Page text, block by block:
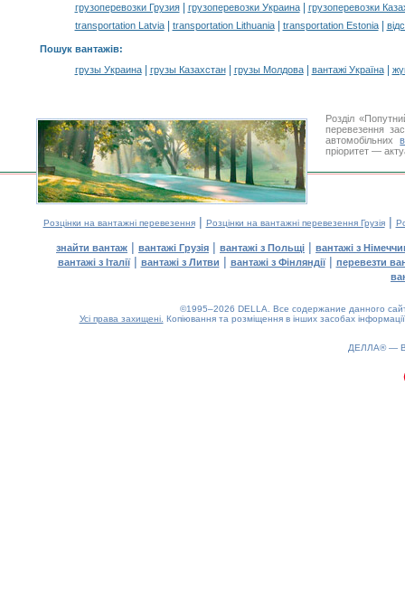
грузоперевозки Грузия| грузоперевозки Украина|
грузоперевозки
transportation Latvia| transportation Lithuania| transportation Estonia|
Пошук вантажів:
грузы Украина| грузы Казахстан| грузы Молдова| вантажі Україна|
Розділ
перевезення
автомобільних
пріоритет —
Розцінки на вантажні перевезення| Розцінки на вантажні перевезення Грузія|
знайти вантаж | вантажі Грузія | вантажі з Польщі | вантажі з
вантажі з Італії| вантажі з Литви | вантажі з Фінляндії| перевезти
©1995–2026 DELLA. Все содержание данного
Усі права захищені. Копіювання та розміщення в інших засобах
ДЕЛЛА® —